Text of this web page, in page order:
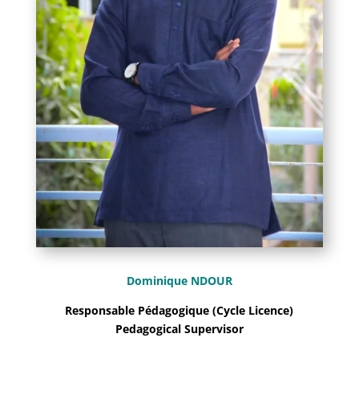
Dominique NDOUR
Responsable Pédagogique (Cycle Licence)
Pedagogical Supervisor